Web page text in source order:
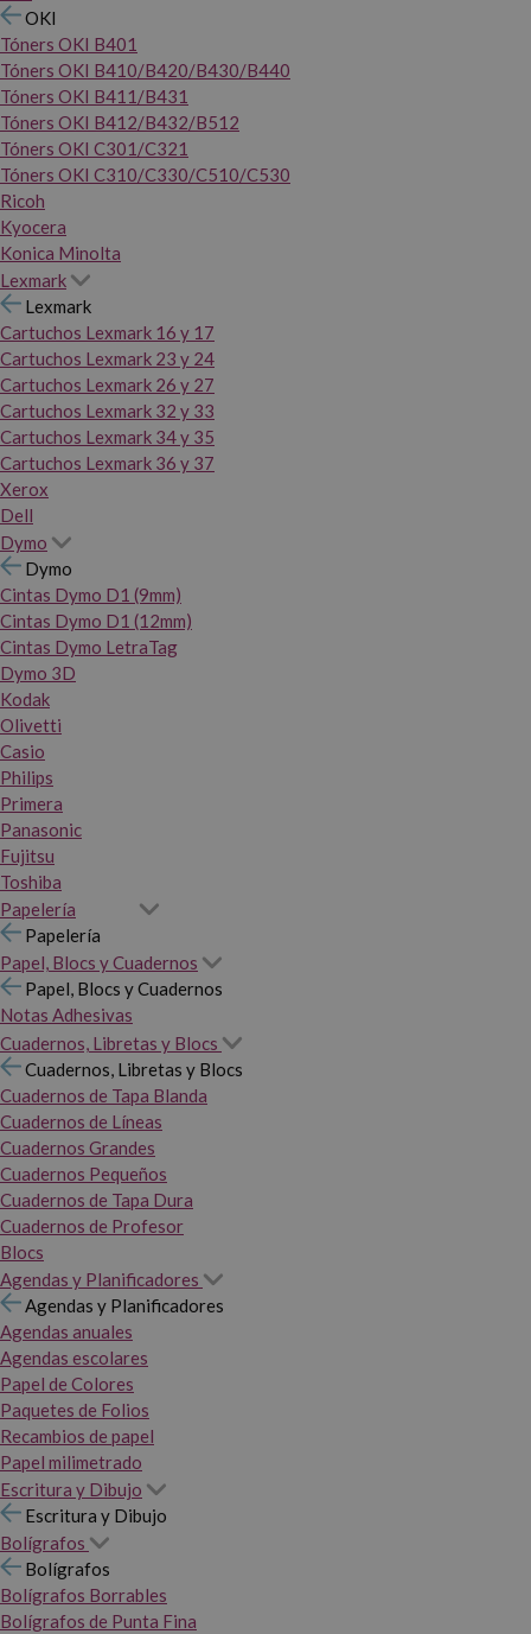
OKI
Tóners OKI B401
Tóners OKI B410/B420/B430/B440
Tóners OKI B411/B431
Tóners OKI B412/B432/B512
Tóners OKI C301/C321
Tóners OKI C310/C330/C510/C530
Ricoh
Kyocera
Konica Minolta
Lexmark
Lexmark
Cartuchos Lexmark 16 y 17
Cartuchos Lexmark 23 y 24
Cartuchos Lexmark 26 y 27
Cartuchos Lexmark 32 y 33
Cartuchos Lexmark 34 y 35
Cartuchos Lexmark 36 y 37
Xerox
Dell
Dymo
Dymo
Cintas Dymo D1 (9mm)
Cintas Dymo D1 (12mm)
Cintas Dymo LetraTag
Dymo 3D
Kodak
Olivetti
Casio
Philips
Primera
Panasonic
Fujitsu
Toshiba
Papelería
Papelería
Papel, Blocs y Cuadernos
Papel, Blocs y Cuadernos
Notas Adhesivas
Cuadernos, Libretas y Blocs
Cuadernos, Libretas y Blocs
Cuadernos de Tapa Blanda
Cuadernos de Líneas
Cuadernos Grandes
Cuadernos Pequeños
Cuadernos de Tapa Dura
Cuadernos de Profesor
Blocs
Agendas y Planificadores
Agendas y Planificadores
Agendas anuales
Agendas escolares
Papel de Colores
Paquetes de Folios
Recambios de papel
Papel milimetrado
Escritura y Dibujo
Escritura y Dibujo
Bolígrafos
Bolígrafos
Bolígrafos Borrables
Bolígrafos de Punta Fina